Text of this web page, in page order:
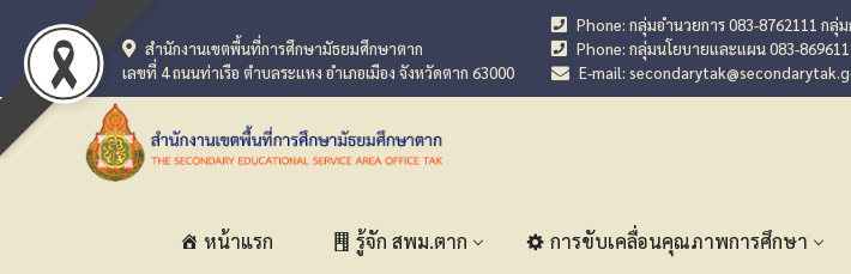
สำนักงานเขตพื้นที่การศึกษามัธยมศึกษาตาก
เลขที่ 4 ถนนท่าเรือ ตำบลระแหง อำเภอเมือง จังหวัดตาก 63000
Phone: กลุ่มอำนวยการ 083-8762111 กลุ่
Phone: กลุ่มนโยบายและแผน 083-
E-mail:
หน้าแรก รู้จัก สพม.ตาก การขับเคลื่อนคุณภาพการศึกษา